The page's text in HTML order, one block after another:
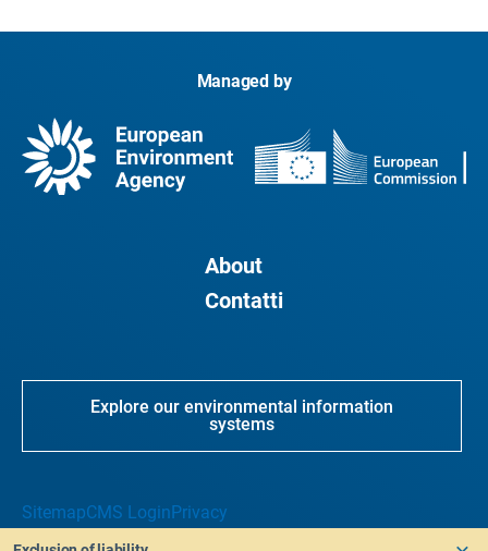
Managed by
About
Contatti
Explore our environmental information
systems
SitemapCMS LoginPrivacy